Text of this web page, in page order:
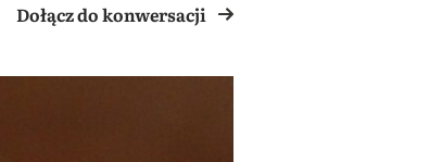
Dołącz do konwersacji